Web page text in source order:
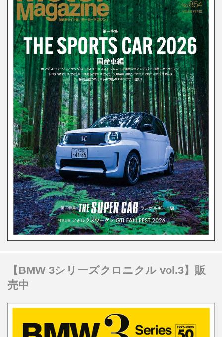
【BMW 3シリーズクロニクル vol.3】販
売中